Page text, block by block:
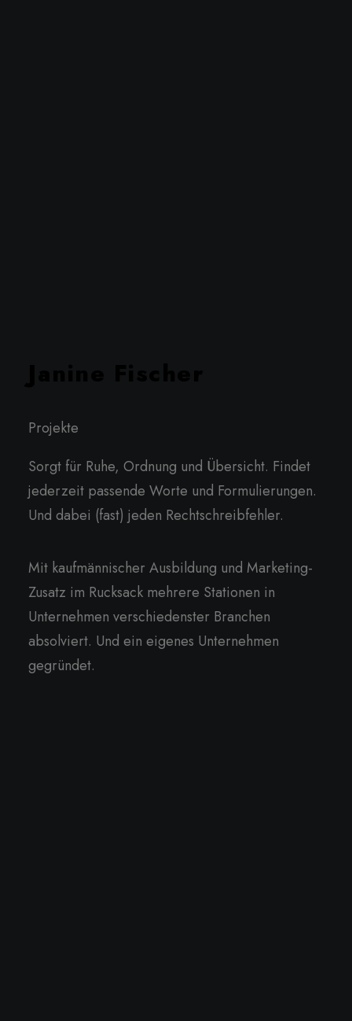
Projekte
Sorgt für Ruhe, Ordnung und Übersicht. Findet
jederzeit passende Worte und Formulierungen.
Und dabei (fast) jeden Rechtschreibfehler.
Mit kaufmännischer Ausbildung und Marketing-
Zusatz im Rucksack mehrere Stationen in
Unternehmen verschiedenster Branchen
absolviert. Und ein eigenes Unternehmen
gegründet.